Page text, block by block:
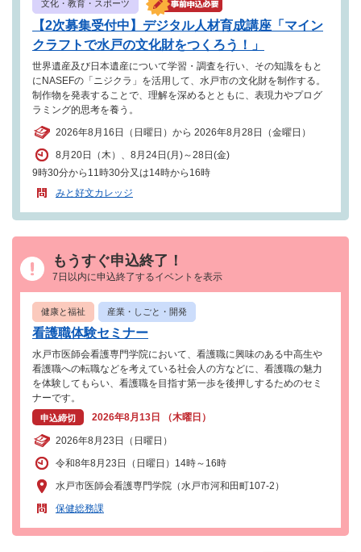
文化・教育・スポーツ
【2次募集受付中】デジタル人材育成講座「マイン
クラフトで水戸の文化財をつくろう！」
世界遺産及び日本遺産について学習・調査を行い、その知識をもと
にNASEFの「ニジクラ」を活用して、水戸市の文化財を制作する。
制作物を発表することで、理解を深めるとともに、表現力やプログ
ラミング的思考を養う。
2026年8月16日（日曜日）から 2026年8月28日（金曜日）
8月20日（木）、8月24日(月)～28日(金)
9時30分から11時30分又は14時から16時
みと好文カレッジ
もうすぐ申込終了！
7日以内に申込終了するイベントを表示
健康と福祉 産業・しごと・開発
看護職体験セミナー
水戸市医師会看護専門学院において、看護職に興味のある中高生や
看護職への転職などを考えている社会人の方などに、看護職の魅力
を体験してもらい、看護職を目指す第一歩を後押しするためのセミ
ナーです。
申込締切 2026年8月13日 （木曜日）
2026年8月23日（日曜日）
令和8年8月23日（日曜日）14時～16時
水戸市医師会看護専門学院（水戸市河和田町107-2）
保健総務課